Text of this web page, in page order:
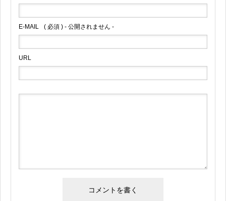
E-MAIL ( 必須 ) - 公開されません -
URL